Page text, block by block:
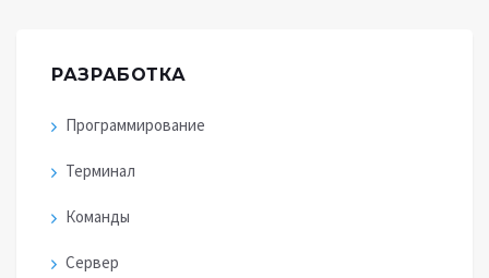
РАЗРАБОТКА
Программирование
Терминал
Команды
Сервер